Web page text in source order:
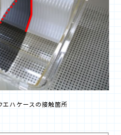
エハケースの接触箇所